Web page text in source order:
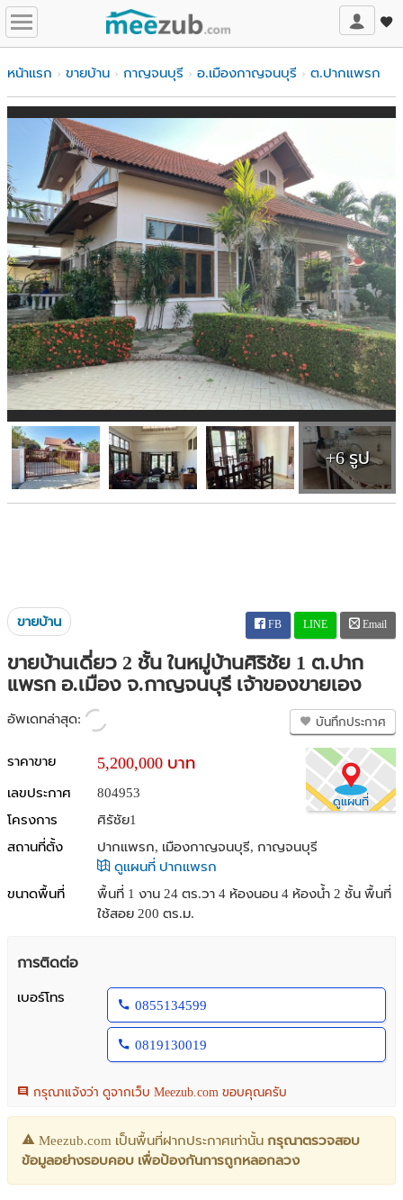
หน้าแรก ขายบ้าน กาญจนบุรี อ.เมืองกาญจนบุรี ต.ปากแพรก
+6 รูป
ขายบ้าน FB LINE Email
ขายบ้านเดี่ยว 2 ชั้น ในหมู่บ้านศิริชัย 1 ต.ปาก
แพรก อ.เมือง จ.กาญจนบุรี เจ้าของขายเอง
อัพเดทล่าสุด: บันทึกประกาศ
ดูแผนที่
ราคาขาย 5,200,000 บาท
เลขประกาศ
804953
โครงการ
ศิรัชัย1
สถานที่ตั้ง
ปากแพรก, เมืองกาญจนบุรี, กาญจนบุรี
ดูแผนที่ ปากแพรก
ขนาดพื้นที่
พื้นที่ 1 งาน 24 ตร.วา 4 ห้องนอน 4 ห้องน้ำ 2 ชั้น พื้นที่
ใช้สอย 200 ตร.ม.
การติดต่อ
เบอร์โทร
0855134599
0819130019
กรุณาแจ้งว่า ดูจากเว็บ Meezub.com ขอบคุณครับ
Meezub.com เป็นพื้นที่ฝากประกาศเท่านั้น กรุณาตรวจสอบ
ข้อมูลอย่างรอบคอบ เพื่อป้องกันการถูกหลอกลวง